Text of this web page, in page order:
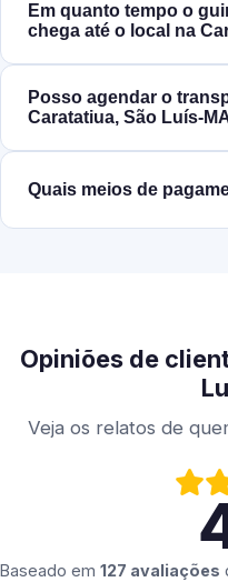
Em quanto tempo o
chega até o local na
Posso agendar o
Caratatiua, São
Quais meios de
Opiniões de
Veja os relatos de
Baseado em 127 avaliações